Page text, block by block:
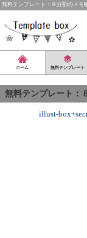
無料テンプレート：８分割のメモ
ホーム 無料テンプレート
無料テンプレート：
illust-